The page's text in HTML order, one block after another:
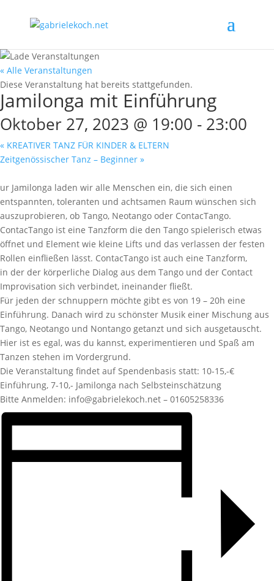
« Alle Veranstaltungen
Diese Veranstaltung hat bereits stattgefunden.
Jamilonga mit Einführung
Oktober 27, 2023 @ 19:00 - 23:00
« KREATIVER TANZ FÜR KINDER & ELTERN
Zeitgenössischer Tanz – Beginner »
ur Jamilonga laden wir alle Menschen ein, die sich einen
entspannten, toleranten und achtsamen Raum wünschen sich
auszuprobieren, ob Tango, Neotango oder ContacTango.
ContacTango ist eine Tanzform die den Tango spielerisch etwas
öffnet und Element wie kleine Lifts und das verlassen der festen
Rollen einfließen lässt. ContacTango ist auch eine Tanzform,
in der der körperliche Dialog aus dem Tango und der Contact
Improvisation sich verbindet, ineinander fließt.
Für jeden der schnuppern möchte gibt es von 19 – 20h eine
Einführung. Danach wird zu schönster Musik einer Mischung aus
Tango, Neotango und Nontango getanzt und sich ausgetauscht.
Hier ist es egal, was du kannst, experimentieren und Spaß am
Tanzen stehen im Vordergrund.
Die Veranstaltung findet auf Spendenbasis statt: 10-15,-€
Einführung, 7-10,- Jamilonga nach Selbsteinschätzung
Bitte Anmelden: info@gabrielekoch.net – 01605258336